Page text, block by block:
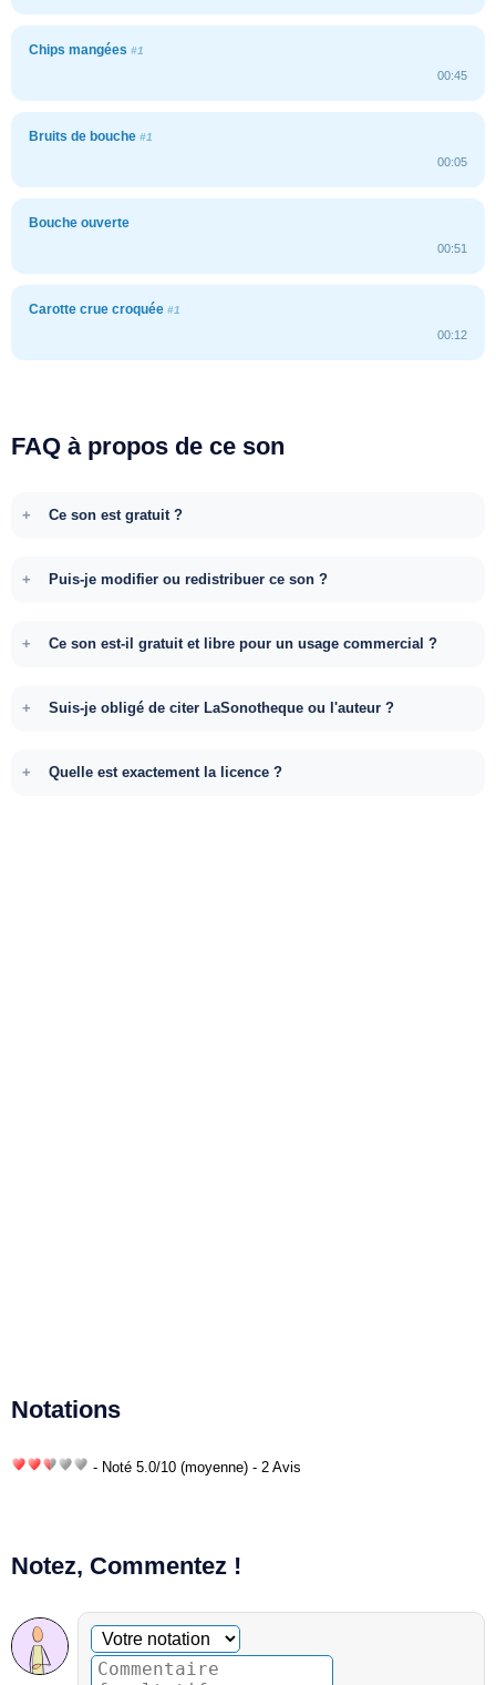
Chips mangées #1
00:45
Bruits de bouche #1
00:05
Bouche ouverte
00:51
Carotte crue croquée #1
00:12
FAQ à propos de ce son
Ce son est gratuit ?
Puis-je modifier ou redistribuer ce son ?
Ce son est-il gratuit et libre pour un usage commercial ?
Suis-je obligé de citer LaSonotheque ou l'auteur ?
Quelle est exactement la licence ?
Notations
- Noté 5.0/10 (moyenne) - 2 Avis
Notez, Commentez !
Commentaire facultatif
Votre notation